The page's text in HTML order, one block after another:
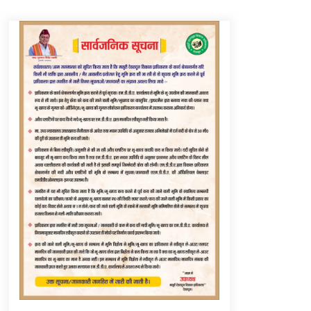
Thought Of The Day 6 September
September 6, 2023
Thought Of The Day 16 May
May 16, 2022
Thought Of The Day 12 May
May 12, 2022
Thought Of The Day 9 May
May 9, 2022